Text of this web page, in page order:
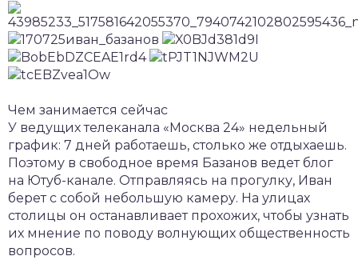
Чем занимается сейчас
У ведущих телеканала «Москва 24» недельный
график: 7 дней работаешь, столько же отдыхаешь.
Поэтому в свободное время Базанов ведет блог
на Ютуб-канале. Отправляясь на прогулку, Иван
берет с собой небольшую камеру. На улицах
столицы он останавливает прохожих, чтобы узнать
их мнение по поводу волнующих общественность
вопросов.